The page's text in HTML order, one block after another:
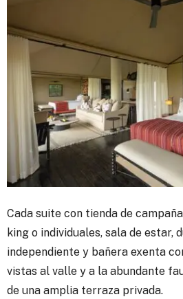
Cada suite con tienda de
king o individuales, sala de estar,
independiente y bañera exenta
vistas al valle y a la abundante
de una amplia terraza privada.